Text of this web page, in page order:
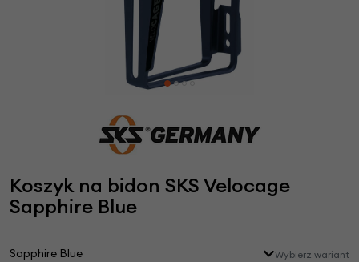
Koszyk na bidon SKS Velocage
Sapphire Blue
Sapphire Blue Wybierz wariant